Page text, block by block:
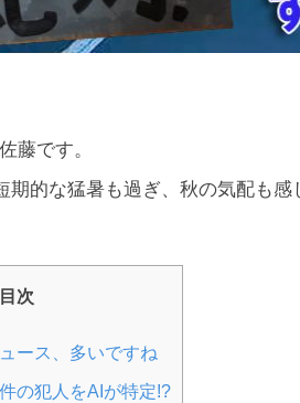
藤です。
期的な猛暑も過ぎ、秋の気配も感
目次
ース、多いですね
の犯人をAIが特定!?